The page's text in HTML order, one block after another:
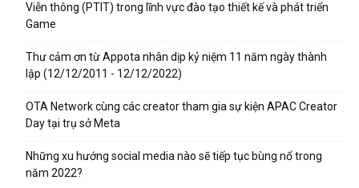
Viễn thông (PTIT) trong lĩnh vực đào tạo thiết kế và phát triển
Game
Thư cảm ơn từ Appota nhân dịp kỷ niệm 11 năm ngày thành
lập (12/12/2011 - 12/12/2022)
OTA Network cùng các creator tham gia sự kiện APAC Creator
Day tại trụ sở Meta
Những xu hướng social media nào sẽ tiếp tục bùng nổ trong
năm 2022?